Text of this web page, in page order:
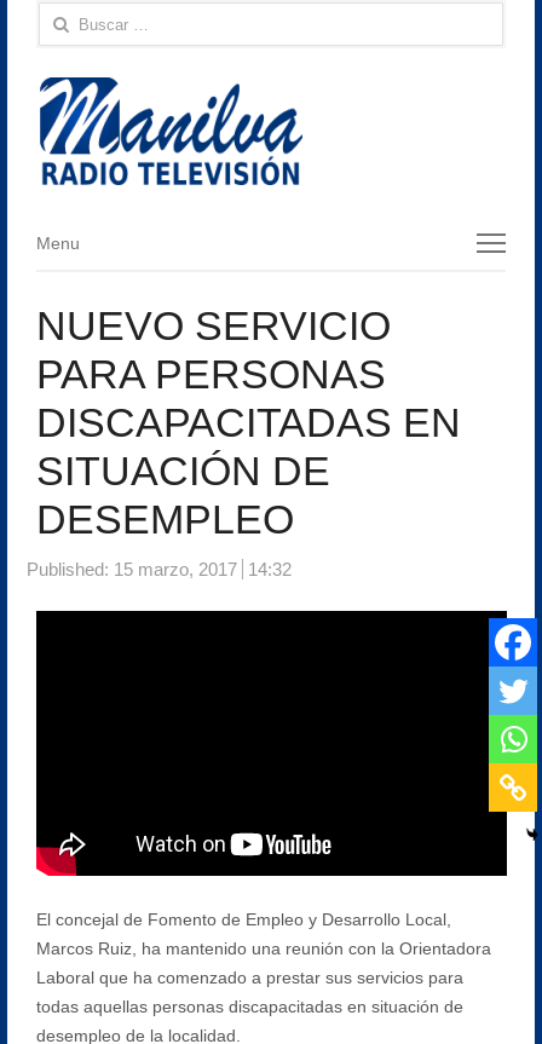
Buscar:
Menu
Menu
NUEVO SERVICIO
PARA PERSONAS
DISCAPACITADAS EN
SITUACIÓN DE
DESEMPLEO
Published: 15 marzo, 2017 14:32
El concejal de Fomento de Empleo y Desarrollo Local,
Marcos Ruiz, ha mantenido una reunión con la Orientadora
Laboral que ha comenzado a prestar sus servicios para
todas aquellas personas discapacitadas en situación de
desempleo de la localidad.